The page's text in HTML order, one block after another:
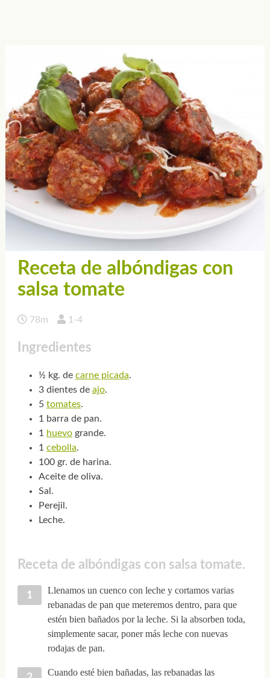
Receta de albóndigas con
salsa tomate
78m 1-4
Ingredientes
½ kg. de carne picada.
3 dientes de ajo.
5 tomates.
1 barra de pan.
1 huevogrande.
1 cebolla.
100 gr. de harina.
Aceite de oliva.
Sal.
Perejil.
Leche.
Receta de albóndigas con salsa tomate.
Llenamos un cuenco con leche y cortamos varias
rebanadas de pan que meteremos dentro, para que
estén bien bañados por la leche. Si la absorben toda,
simplemente sacar, poner más leche con nuevas
rodajas de pan.
Cuando esté bien bañadas, las rebanadas las